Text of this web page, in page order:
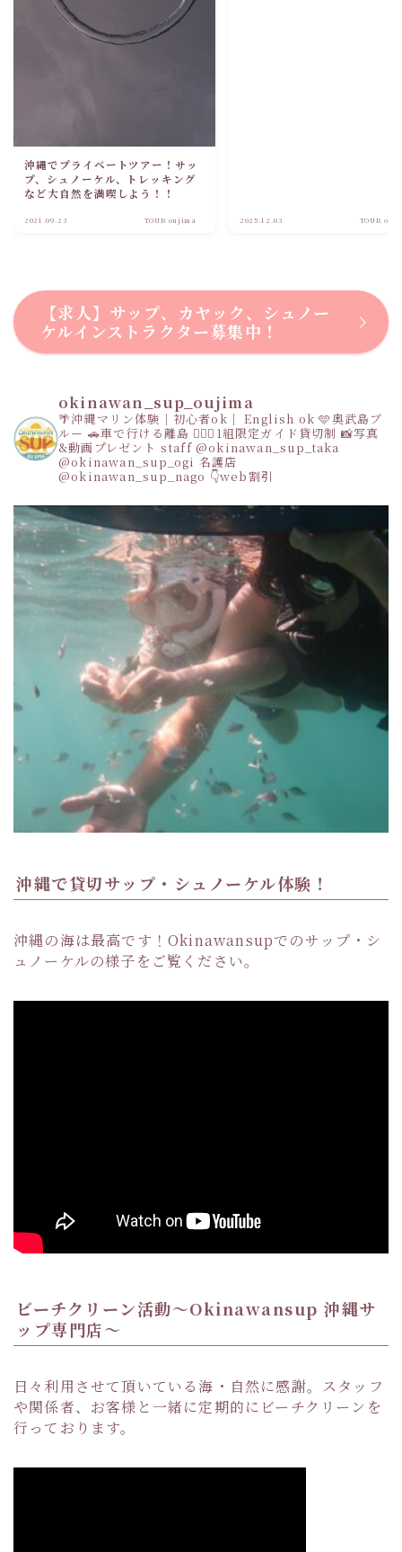
沖縄でプライベートツアー！サッ
プ、シュノーケル、トレッキング
など大自然を満喫しよう！！
2021.09.23 TOUR oujima 2025.12.03 TOUR
【求人】サップ、カヤック、シュノー
ケルインストラクター募集中！
okinawan_sup_oujima
🌴沖縄マリン体験｜初心者ok｜ English ok 🩵奥武島ブ
ルー 🚗車で行ける離島 👩‍❤️‍👩1組限定ガイド貸切制 📸写真
&動画プレゼント staff@okinawan_sup_taka
@okinawan_sup_ogi 名護店
@okinawan_sup_nago 👇web割引
沖縄で貸切サップ・シュノーケル体験！
沖縄の海は最高です！Okinawansupでのサップ・シ
ュノーケルの様子をご覧ください。
ビーチクリーン活動〜Okinawansup 沖縄サ
ップ専門店〜
日々利用させて頂いている海・自然に感謝。スタッフ
や関係者、お客様と一緒に定期的にビーチクリーンを
行っております。